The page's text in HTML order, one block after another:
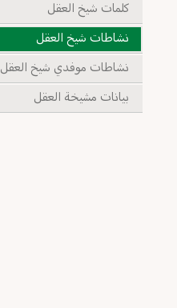
كلمات شيخ العقل
نشاطات شيخ العقل
نشاطات موفدي شيخ العقل
بيانات مشيخة العقل